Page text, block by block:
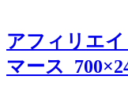
アフィリエ
マース